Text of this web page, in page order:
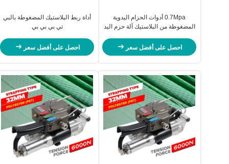
0.7Mpa أدوات الحزام اليدوية
المضغوطة من البلاستيك آلة حزم اليد
احصل على أفضل سعر
أداة ربط البلاستيك المضغوطة بالبي
تي بي بي بي
احصل على أفضل سعر